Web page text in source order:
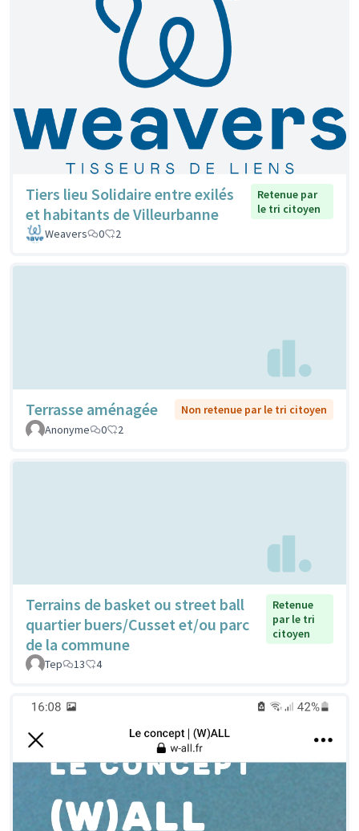
Tiers lieu Solidaire entre exilés
et habitants de Villeurbanne
Retenue par
le tri citoyen
Weavers
0 2
Terrasse aménagée
Non retenue par le tri citoyen
Anonyme
0 2
Terrains de basket ou street ball
quartier buers/Cusset et/ou parc
de la commune
Retenue
par le tri
citoyen
Tep 13 4